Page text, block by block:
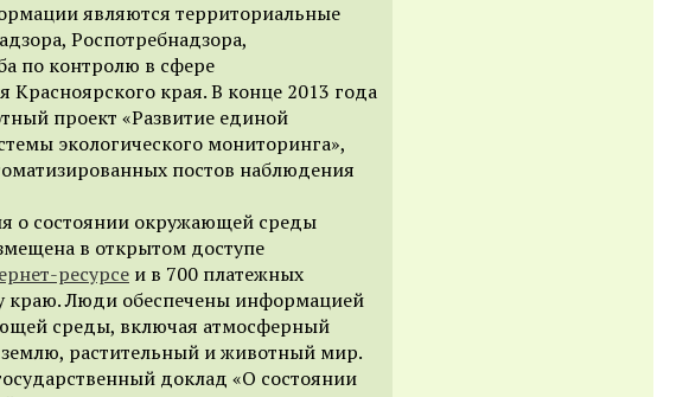
являются территориальные
Роспотребнадзора,
по контролю в сфере
Красноярского края. В конце 2013 года
проект «Развитие единой
экологического мониторинга»,
постов наблюдения
о состоянии окружающей среды
в открытом доступе
ресурсе и в 700 платежных
краю. Люди обеспечены информацией
среды, включая атмосферный
землю, растительный и животный мир.
доклад «О состоянии